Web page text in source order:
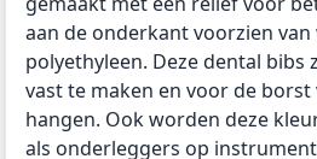
aan de onderkant voorzien
polyethyleen. Deze dental bibs
vast te maken en voor de
hangen. Ook worden deze
als onderleggers op